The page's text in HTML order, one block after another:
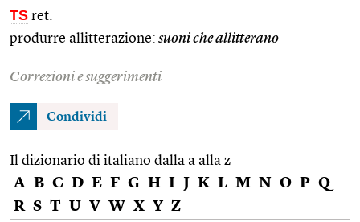
TS ret.
produrre allitterazione: suoni che allitterano
Correzioni e suggerimenti
Condividi
Il dizionario di italiano dalla a alla z
A B C D E F G H I J K L M N O P Q
R S T U V W X Y Z